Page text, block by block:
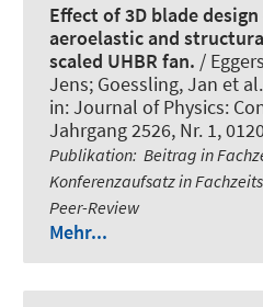
Effect of 3D blade
aeroelastic and
scaled UHBR fan. /
Jens; Goessling, Jan et al.
in:Journal of Physics:
Jahrgang 2526, Nr. 1,
Publikation: Beitrag in
Konferenzaufsatz in
Peer-Review
Mehr...